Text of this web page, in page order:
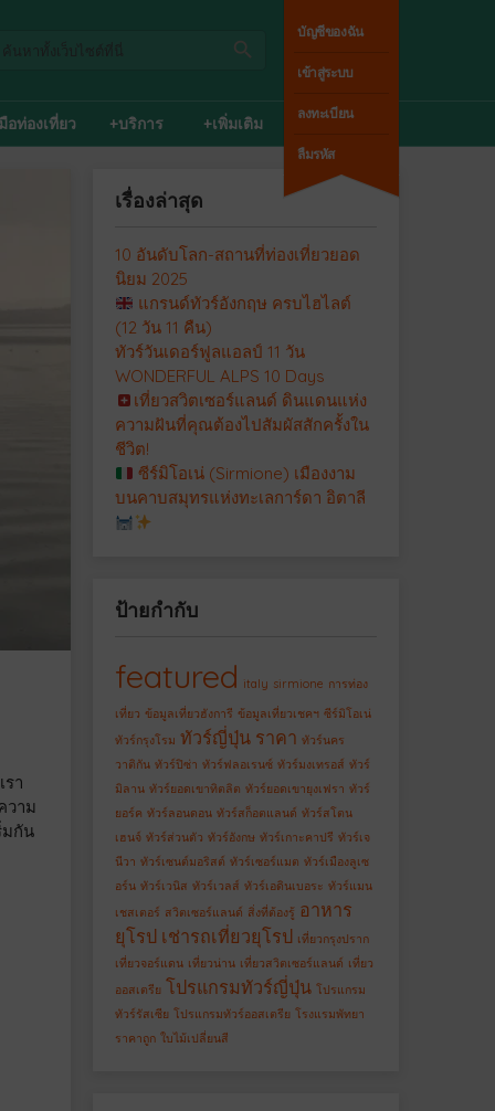
บัญชีของฉัน
เข้าสู่ระบบ
ลงทะเบียน
ลืมรหัส
อท่องเที่ยว +บริการ +เพิ่มเติม
า
วาม
มกัน
เรื่องล่าสุด
10 อันดับโลก-สถานที่ท่องเที่ยวยอด
นิยม 2025
แกรนด์ทัวร์อังกฤษ ครบไฮไลต์
(12 วัน 11 คืน)
ทัวร์วันเดอร์ฟูลแอลป์ 11 วัน
WONDERFUL ALPS 10 Days
เที่ยวสวิตเซอร์แลนด์ ดินแดนแห่ง
ความฝันที่คุณต้องไปสัมผัสสักครั้งใน
ชีวิต!
ซีร์มิโอเน่ (Sirmione) เมืองงาม
บนคาบสมุทรแห่งทะเลการ์ดา อิตาลี
ป้ายกำกับ
featured italy sirmione การท่อง
เที่ยว ข้อมูลเที่ยวฮังการี ข้อมูลเที่ยวเชคฯ ซีร์มิโอเน่
ทัวร์กรุงโรม ทัวร์ญี่ปุ่น ราคา ทัวร์นคร
วาติกัน ทัวร์ปิซ่า ทัวร์ฟลอเรนซ์ ทัวร์มงเทรอส์ ทัวร์
มิลาน ทัวร์ยอดเขาทิตลิต ทัวร์ยอดเขายุงเฟรา ทัวร์
ยอร์ค ทัวร์ลอนดอน ทัวร์สก็อตแลนด์ ทัวร์สโตน
เฮนจ์ ทัวร์ส่วนตัว ทัวร์อังกษ ทัวร์เกาะคาปรี ทัวร์เจ
นีวา ทัวร์เซนต์มอริสต์ ทัวร์เซอร์แมต ทัวร์เมืองลูเซ
อร์น ทัวร์เวนิส ทัวร์เวลส์ ทัวร์เอดินเบอระ ทัวร์แมน
เชสเตอร์ สวิตเซอร์แลนด์ สิ่งที่ต้องรู้ อาหาร
ยุโรป เช่ารถเที่ยวยุโรป เที่ยวกรุงปราก
เที่ยวจอร์แดน เที่ยวน่าน เที่ยวสวิตเซอร์แลนด์ เที่ยว
ออสเตรีย โปรแกรมทัวร์ญี่ปุ่น โปรแกรม
ทัวร์รัสเซีย โปรแกรมทัวร์ออสเตรีย โรงแรมพัทยา
ราคาถูก ใบไม้เปลี่ยนสี